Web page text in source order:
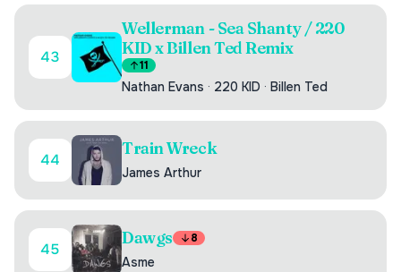
43
Wellerman - Sea Shanty / 220
KID x Billen Ted Remix
11
Nathan Evans · 220 KID · Billen Ted
44
Train Wreck
James Arthur
45
Dawgs 8
Asme